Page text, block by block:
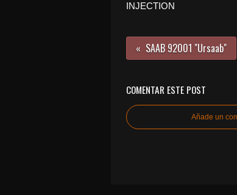
INJECTION
SAAB 92001 "Ursaab"
COMENTAR ESTE POST
Añade un